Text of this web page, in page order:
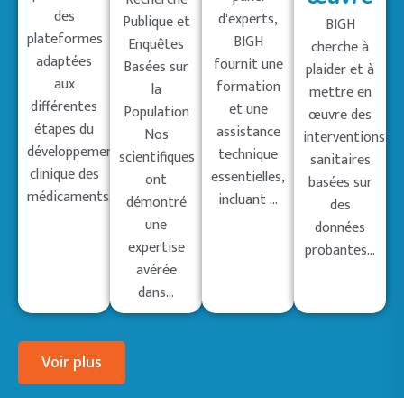
des
plateformes
adaptées
aux
différentes
étapes du
développement
clinique des
médicaments...
Publique et
Enquêtes
Basées sur
la
Population
Nos
scientifiques
ont
démontré
une
expertise
avérée
dans...
d'experts,
BIGH
fournit une
formation
et une
assistance
technique
essentielles,
incluant ...
BIGH
cherche à
plaider et à
mettre en
œuvre des
interventions
sanitaires
basées sur
des
données
probantes...
Voir plus